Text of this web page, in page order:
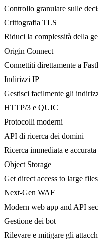
Controllo granulare sulle
Crittografia TLS
Riduci la complessità della
Origin Connect
Connettiti direttamente a
Indirizzi IP
Gestisci facilmente gli
HTTP/3 e QUIC
Protocolli moderni
API di ricerca dei domini
Ricerca immediata e
Object Storage
Get direct access to large
Next-Gen WAF
Modern web app and API
Gestione dei bot
Rilevare e mitigare gli